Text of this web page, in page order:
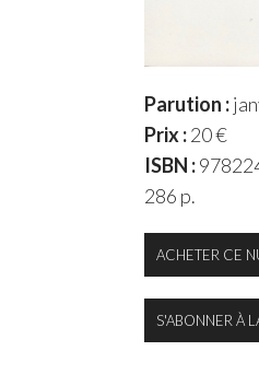
Parution :
Prix :20 €
ISBN :
286 p.
ACHETER CE
S'ABONNER À